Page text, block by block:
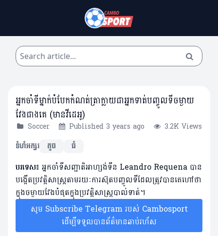
អ្នកចាំទីម្នាក់បំបែកកំណត់ត្រាក្លាយជាអ្នកទាត់បញ្ចូលទីចម្ងាយ
វែងជាងគេ (មានវីដេអូ)
Soccer Published 3 years ago
3.2K Views
ទំហំអក្សរ
តូច ធំ
បរទេស៖ អ្នកចាំទីសញ្ជាតិអាហ្សង់ទីន Leandro Requena បាន
បង្កើតប្រវត្តិសាស្ត្រតាមរយៈការស៊ុតបញ្ចូលទីដែលត្រូវបានគេហៅថា
ក្នុងចម្ងាយវែងបំផុតក្នុងប្រវត្តិសាស្ត្របាល់ទាត់។
សូម Subscribe Telegram របស់ Cambosport
ដើម្បីទទួលបានព័ត៌មានឆាប់រហ័ស